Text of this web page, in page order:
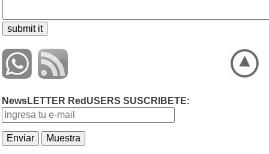
NewsLETTER RedUSERS SUSCRIBETE: